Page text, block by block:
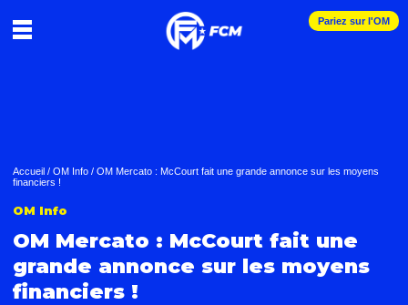
Pariez sur l'OM
Accueil / OM Info / OM Mercato : McCourt fait une grande annonce sur les moyens
financiers !
OM Info
OM Mercato : McCourt fait une
grande annonce sur les moyens
financiers !